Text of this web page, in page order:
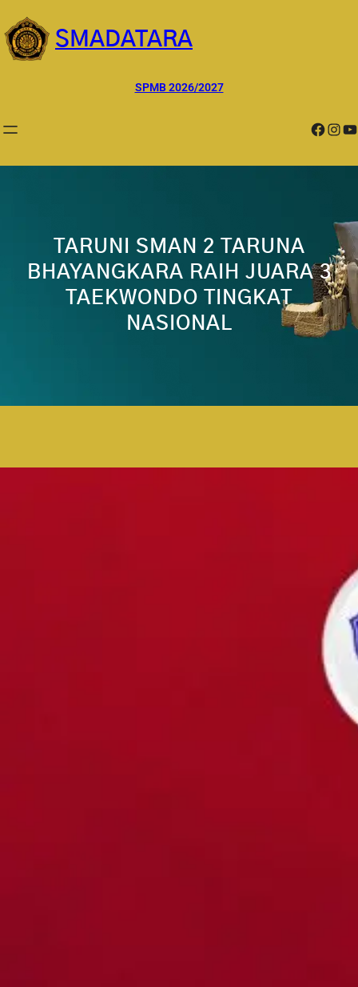
ke
konten
SMADATARA
SPMB 2026/2027
Facebook InstagramYouTube
TARUNI SMAN 2 TARUNA
BHAYANGKARA RAIH JUARA 3
TAEKWONDO TINGKAT
NASIONAL